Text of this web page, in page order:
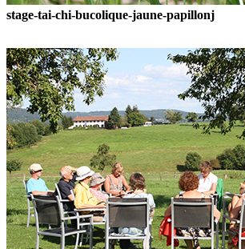
stage-tai-chi-bucolique-jaune-papillonj